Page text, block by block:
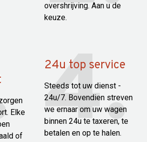
overshrijving. Aan u de
keuze.
Elke
of
24u top service
Steeds tot uw dienst -
24u/7. Bovendien streven
we ernaar om uw wagen
binnen 24u te taxeren, te
betalen en op te halen.